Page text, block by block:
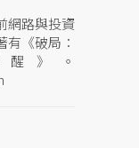
網路與投資
《破局：
》。